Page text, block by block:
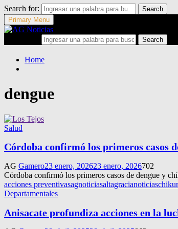
Search for:
Search
Primary Menu
Search
Home
dengue
Salud
Córdoba confirmó los primeros casos
AG Gamero23 enero, 202623 enero, 2026702
Córdoba confirmó los primeros casos de dengue y
acciones preventivasagnoticiasaltagracianoticias
Departamentales
Anisacate profundiza acciones en la